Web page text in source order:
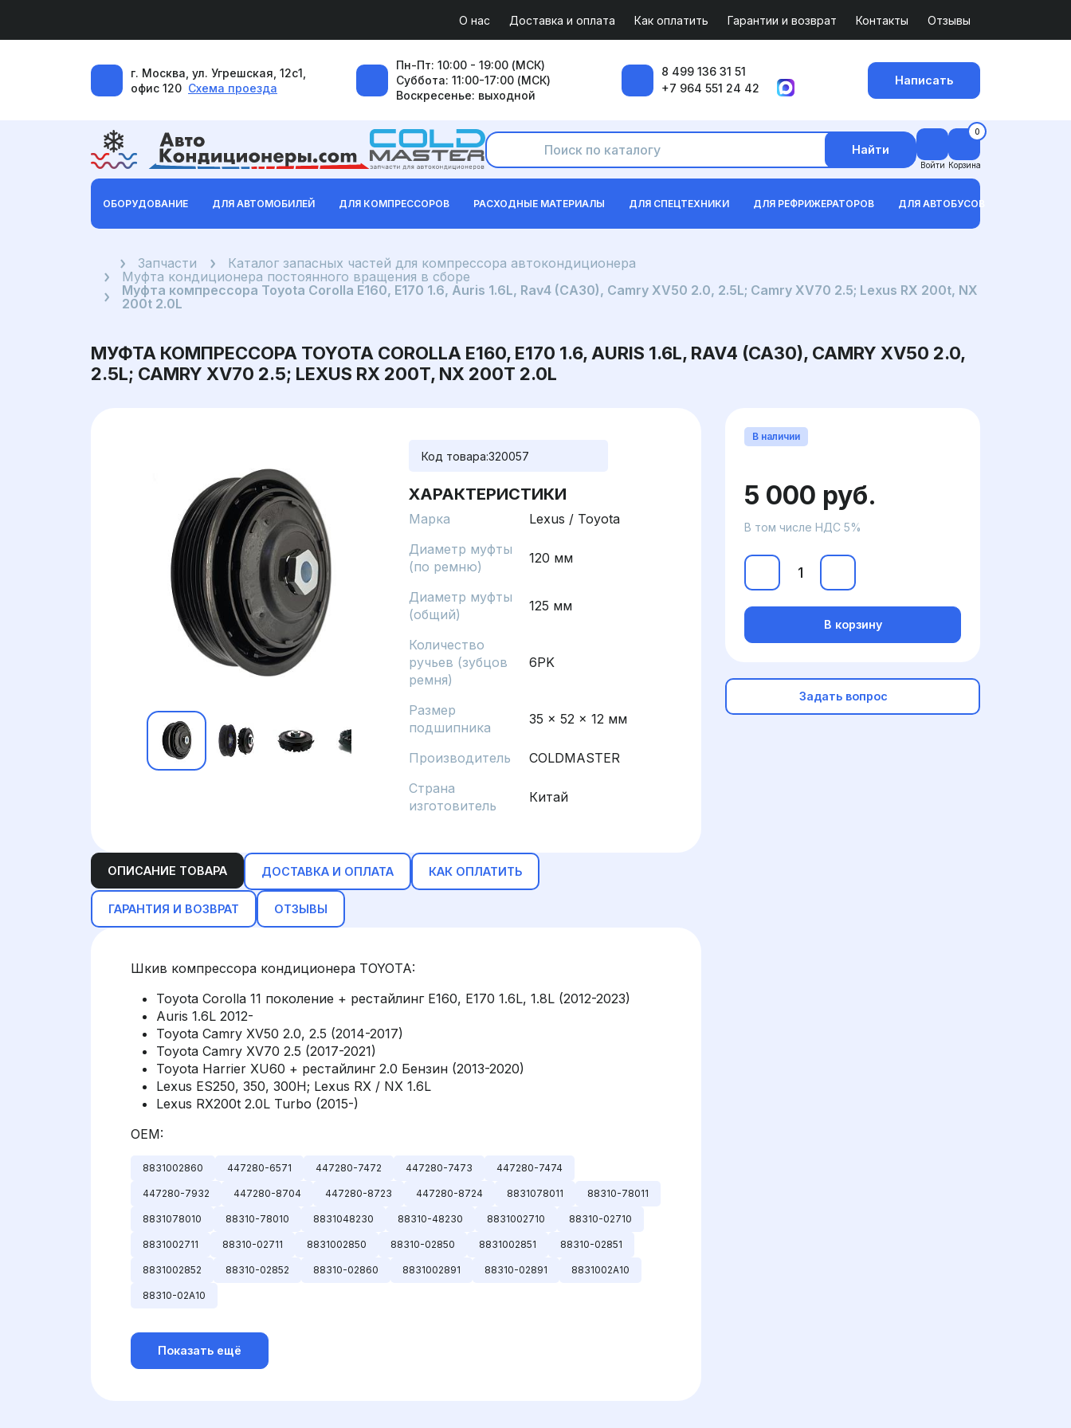
О нас Доставка и оплата Как оплатить Гарантии и возврат Контакты Отзывы
г. Москва, ул. Угрешская, 12с1,
офис 120 Схема проезда
Пн-Пт: 10:00 - 19:00 (МСК)
Суббота: 11:00-17:00 (МСК)
Воскресенье: выходной
8 499 136 31 51
+7 964 551 24 42
Написать
Найти
Войти
0
Корзина
ОБОРУДОВАНИЕ ДЛЯ АВТОМОБИЛЕЙ ДЛЯ КОМПРЕССОРОВ РАСХОДНЫЕ МАТЕРИАЛЫ ДЛЯ СПЕЦТЕХНИКИ ДЛЯ РЕФРИЖЕРАТОРОВ ДЛЯ АВТОБУСОВ
ГлавнаяЗапчасти
Каталог запасных частей для компрессора автокондиционера
Муфта кондиционера постоянного вращения в сборе
Муфта компрессора Toyota Corolla E160, E170 1.6, Auris 1.6L, Rav4 (CA30), Camry XV50 2.0, 2.5L; Camry XV70 2.5; Lexus RX 200t, NX
200t 2.0L
МУФТА КОМПРЕССОРА TOYOTA COROLLA E160, E170 1.6, AURIS 1.6L, RAV4 (CA30), CAMRY XV50 2.0,
2.5L; CAMRY XV70 2.5; LEXUS RX 200T, NX 200T 2.0L
Код товара:320057
ХАРАКТЕРИСТИКИ
Марка
Lexus / Toyota
Диаметр муфты
(по ремню)
120 мм
Диаметр муфты
(общий)
125 мм
Количество
ручьев (зубцов
ремня)
6PK
Размер
подшипника
35 x 52 x 12 мм
Производитель
COLDMASTER
Страна
изготовитель
Китай
ОПИСАНИЕ ТОВАРА ДОСТАВКА И ОПЛАТА КАК ОПЛАТИТЬ
ГАРАНТИЯ И ВОЗВРАТ ОТЗЫВЫ
Шкив компрессора кондиционера TOYOTA:
Toyota Corolla 11 поколение + рестайлинг E160, E170 1.6L, 1.8L (2012-2023)
Auris 1.6L 2012-
Toyota Camry XV50 2.0, 2.5 (2014-2017)
Toyota Camry XV70 2.5 (2017-2021)
Toyota Harrier XU60 + рестайлинг 2.0 Бензин (2013-2020)
Lexus ES250, 350, 300H; Lexus RX / NX 1.6L
Lexus RX200t 2.0L Turbo (2015-)
OEM:
8831002860 447280-6571 447280-7472 447280-7473 447280-7474
447280-7932 447280-8704 447280-8723 447280-8724 8831078011 88310-78011
8831078010 88310-78010 8831048230 88310-48230 8831002710 88310-02710
8831002711 88310-02711 8831002850 88310-02850 8831002851 88310-02851
8831002852 88310-02852 88310-02860 8831002891 88310-02891 8831002A10
88310-02A10
Показать ещё
В наличии
5 000 руб.
В том числе НДС 5%
В корзину
Задать вопрос